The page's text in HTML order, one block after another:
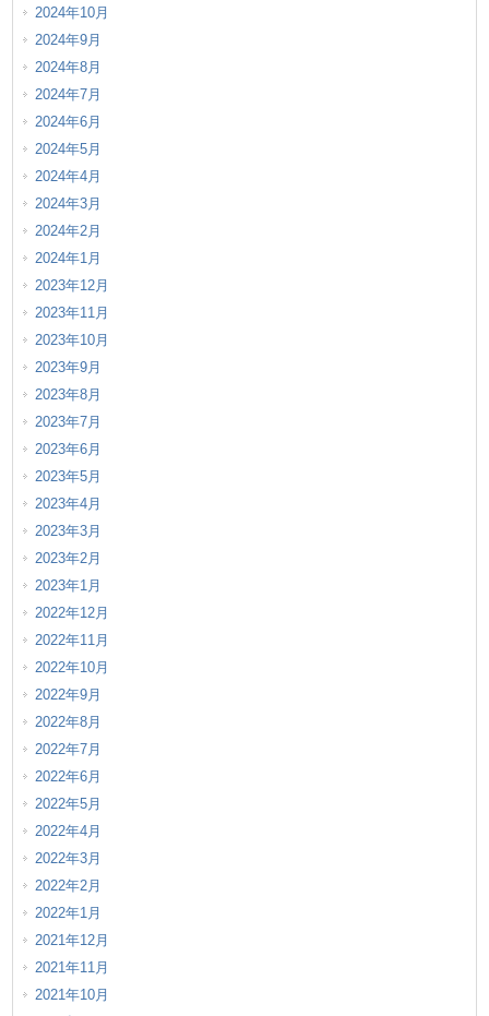
2024年10月
2024年9月
2024年8月
2024年7月
2024年6月
2024年5月
2024年4月
2024年3月
2024年2月
2024年1月
2023年12月
2023年11月
2023年10月
2023年9月
2023年8月
2023年7月
2023年6月
2023年5月
2023年4月
2023年3月
2023年2月
2023年1月
2022年12月
2022年11月
2022年10月
2022年9月
2022年8月
2022年7月
2022年6月
2022年5月
2022年4月
2022年3月
2022年2月
2022年1月
2021年12月
2021年11月
2021年10月